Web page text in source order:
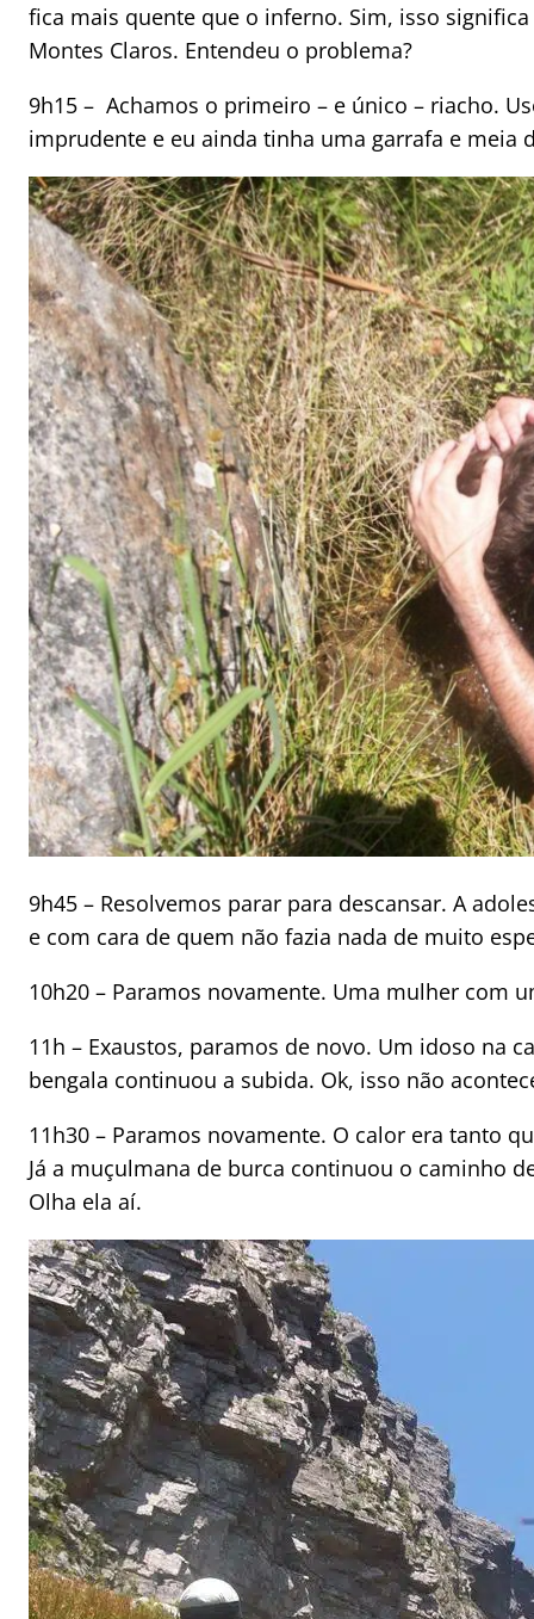
fica mais quente que o inferno. Sim, isso
Montes Claros. Entendeu o problema?
9h15 – Achamos o primeiro – e único – riacho.
imprudente e eu ainda tinha uma garrafa e meia
9h45 – Resolvemos parar para descansar. A
e com cara de quem não fazia nada de muito
10h20 – Paramos novamente. Uma mulher com
11h – Exaustos, paramos de novo. Um idoso na
bengala continuou a subida. Ok, isso não
11h30 – Paramos novamente. O calor era tanto
Já a muçulmana de burca continuou o caminho
Olha ela aí.